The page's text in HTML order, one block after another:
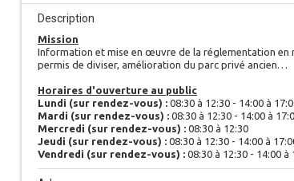
Description
Mission
Information et mise en œuvre de la réglementation en
permis de diviser, amélioration du parc privé ancien…
Horaires d'ouverture au public
Lundi (sur rendez-vous) : 08:30 à 12:30 - 14:00 à
Mardi (sur rendez-vous) : 08:30 à 12:30 - 14:00 à
Mercredi (sur rendez-vous) : 08:30 à 12:30
Jeudi (sur rendez-vous) : 08:30 à 12:30 - 14:00 à
Vendredi (sur rendez-vous) : 08:30 à 12:30 - 14:00 à